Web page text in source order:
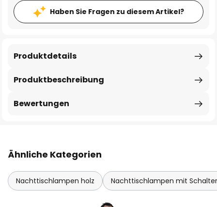
Haben Sie Fragen zu diesem Artikel?
Produktbeschreibung
Produktdetails
Bewertungen
Ähnliche Kategorien
Nachttischlampen holz Nachttischlampen mit Schalter